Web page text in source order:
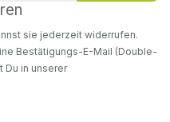
sie jederzeit widerrufen.
Bestätigungs-E-Mail (Double-
Du in unserer